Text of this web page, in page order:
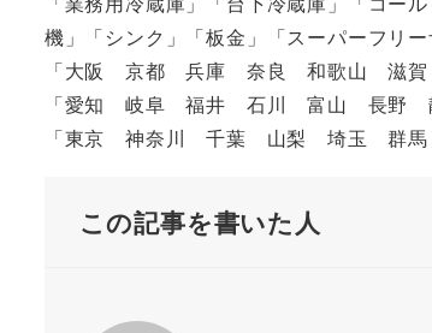
機」「シンク」「板金」「スーパーフリー
「大阪 京都 兵庫 奈良 和歌山 滋
「愛知 岐阜 福井 石川 富山 長野
「東京 神奈川 千葉 山梨 埼玉 群
この記事を書いた人